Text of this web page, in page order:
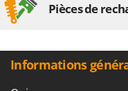
Wiper EcoRobot
Wortex
Worx
Pièces de
Informations